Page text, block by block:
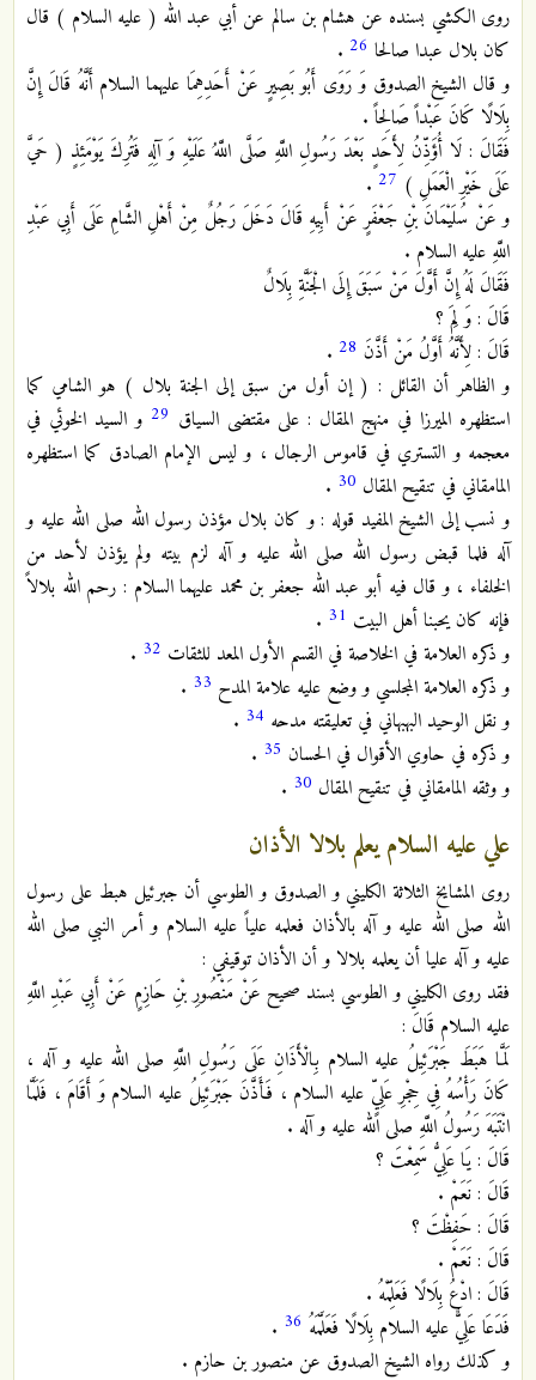
روى الكشي بسنده عن هشام بن سالم عن أبي عبد الله ( عليه السلام ) قال
كان بلال عبدا صالحا 26
.
و قال الشيخ الصدوق وَ رَوَى أَبُو بَصِيرٍ عَنْ أَحَدِهِمَا عليهما السلام أَنَّهُ قَالَ إِنَّ
بِلَالًا كَانَ عَبْداً صَالِحاً .
فَقَالَ : لَا أُؤَذِّنُ لِأَحَدٍ بَعْدَ رَسُولِ اللَّهِ صَلَّى اللَّهُ عَلَيْهِ وَ آلِهِ فَتُرِكَ يَوْمَئِذٍ ( حَيَّ
عَلَى خَيْرِ الْعَمَلِ ) 27
.
و عَنْ سُلَيْمَانَ بْنِ جَعْفَرٍ عَنْ أَبِيهِ قَالَ دَخَلَ رَجُلٌ مِنْ أَهْلِ الشَّامِ عَلَى أَبِي عَبْدِ
اللَّهِ عليه السلام .
فَقَالَ لَهُ إِنَّ أَوَّلَ مَنْ سَبَقَ إِلَى الْجَنَّةِ بِلَالٌ
قَالَ : وَ لِمَ ؟
قَالَ : لِأَنَّهُ أَوَّلُ مَنْ أَذَّنَ 28
.
و الظاهر أن القائل : ( إن أول من سبق إلى الجنة بلال ) هو الشامي كما
استظهره الميرزا في منهج المقال : على مقتضى السياق 29 و السيد الخوئي في
معجمه و التستري في قاموس الرجال ، و ليس الإمام الصادق كما استظهره
المامقاني في تنقيح المقال 30
.
و نسب إلى الشيخ المفيد قوله : و كان بلال مؤذن رسول الله صلى الله عليه و
آله فلما قبض رسول الله صلى الله عليه و آله لزم بيته ولم يؤذن لأحد من
الخلفاء ، و قال فيه أبو عبد الله جعفر بن محمد عليهما السلام : رحم الله بلالاً
فإنه كان يحبنا أهل البيت 31
.
و ذكره العلامة في الخلاصة في القسم الأول المعد للثقات 32
.
و ذكره العلامة المجلسي و وضع عليه علامة المدح 33
.
و نقل الوحيد البهبهاني في تعليقته مدحه 34
.
و ذكره في حاوي الأقوال في الحسان 35
.
و وثقه المامقاني في تنقيح المقال 30
.
علي عليه السلام يعلم بلالا الأذان
روى المشايخ الثلاثة الكليني و الصدوق و الطوسي أن جبرئيل هبط على رسول
الله صلى الله عليه و آله بالأذان فعلمه علياً عليه السلام و أمر النبي صلى الله
عليه و آله عليا أن يعلمه بلالا و أن الأذان توقيفي :
فقد روى الكليني و الطوسي بسند صحيح عَنْ مَنْصُورِ بْنِ حَازِمٍ عَنْ أَبِي عَبْدِ اللَّهِ
عليه السلام قَالَ :
لَمَّا هَبَطَ جَبْرَئِيلُ عليه السلام بِالْأَذَانِ عَلَى رَسُولِ اللَّهِ صلى الله عليه و آله ،
كَانَ رَأْسُهُ فِي حِجْرِ عَلِيٍّ عليه السلام ، فَأَذَّنَ جَبْرَئِيلُ عليه السلام وَ أَقَامَ ، فَلَمَّا
انْتَبَهَ رَسُولُ اللَّهِ صلى الله عليه و آله .
قَالَ : يَا عَلِيُّ سَمِعْتَ ؟
قَالَ : نَعَمْ .
قَالَ : حَفِظْتَ ؟
قَالَ : نَعَمْ .
قَالَ : ادْعُ بِلَالًا فَعَلِّمْهُ .
فَدَعَا عَلِيٌّ عليه السلام بِلَالًا فَعَلَّمَهُ 36
.
و كذلك رواه الشيخ الصدوق عن منصور بن حازم .